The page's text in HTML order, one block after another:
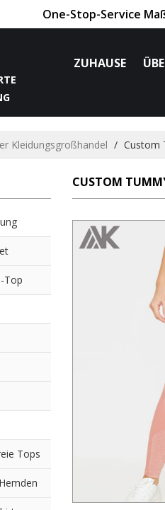
One-Stop-Service
S
ZUHAUSE
Kleidungsgroßhandel / Custom
Top
Tops
CUSTOM